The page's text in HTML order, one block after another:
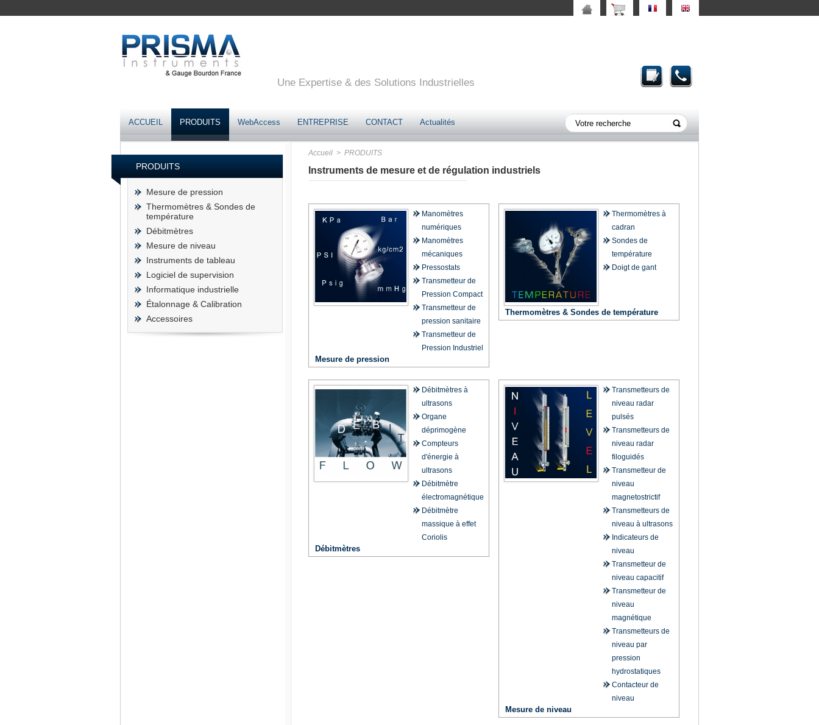
Une Expertise & des Solutions Industrielles
ACCUEIL PRODUITS WebAccess ENTREPRISE CONTACT Actualités
PRODUITS
Mesure de pression
Thermomètres & Sondes de
température
Débitmètres
Mesure de niveau
Instruments de tableau
Logiciel de supervision
Informatique industrielle
Étalonnage & Calibration
Accessoires
Accueil > PRODUITS
Instruments de mesure et de régulation industriels
Manomètres
numériques
Manomètres
mécaniques
Pressostats
Transmetteur de
Pression Compact
Transmetteur de
pression sanitaire
Transmetteur de
Pression Industriel
Mesure de pression
Thermomètres à
cadran
Sondes de
température
Doigt de gant
Thermomètres & Sondes de température
Débitmètres à
ultrasons
Organe
déprimogène
Compteurs
d'énergie à
ultrasons
Débitmètre
électromagnétique
Débitmètre
massique à effet
Coriolis
Débitmètres
Transmetteurs de
niveau radar
pulsés
Transmetteurs de
niveau radar
filoguidés
Transmetteur de
niveau
magnetostrictif
Transmetteurs de
niveau à ultrasons
Indicateurs de
niveau
Transmetteur de
niveau capacitif
Transmetteur de
niveau
magnétique
Transmetteurs de
niveau par
pression
hydrostatiques
Contacteur de
niveau
Mesure de niveau